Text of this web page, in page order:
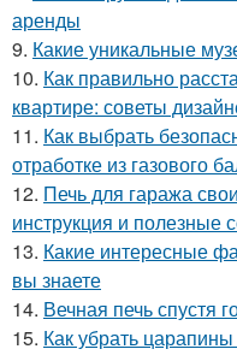
аренды
9. Какие уникальные
10. Как правильно
квартире: советы
11. Как выбрать
отработке из газового
12. Печь для гаража
инструкция и полезные
13. Какие интересные
вы знаете
14. Вечная печь спустя
15. Как убрать